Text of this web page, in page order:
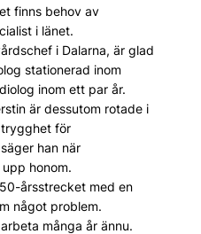
finns behov av
i länet.
i Dalarna, är glad
stationerad inom
inom ett par år.
är dessutom rotade i
trygghet för
han när
honom.
årsstrecket med en
något problem.
många år ännu.